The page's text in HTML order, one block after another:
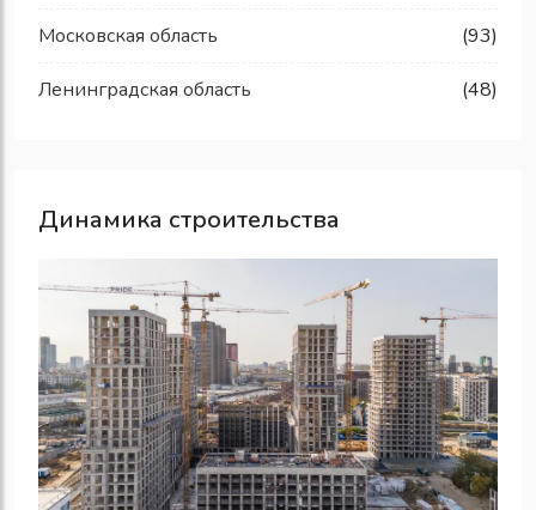
Московская область (93)
Ленинградская область (48)
Динамика строительства